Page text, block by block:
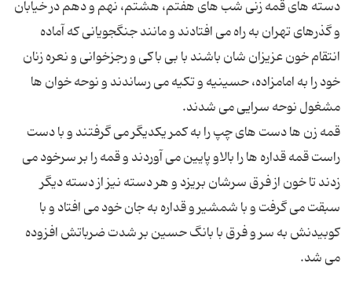
دسته های قمه زنی شب های هفتم، هشتم، نهم و دهم در خیابان
و گذرهای تهران به راه می افتادند و مانند جنگجویانی كه آماده
انتقام خون عزیزان شان باشند با بی باكی و رجزخوانی و نعره زنان
خود را به امامزاده، حسینیه و تكیه می رساندند و نوحه خوان ها
قمه زن ها دست های چپ را به كمر یكدیگر می گرفتند و با دست
راست قمه قداره ها را بالاو پایین می آوردند و قمه را بر سرخود می
زدند تا خون از فرق سرشان بریزد و هر دسته نیز از دسته دیگر
سبقت می گرفت و با شمشیر و قداره به جان خود می افتاد و با
كوبیدنش به سر و فرق با بانگ حسین بر شدت ضرباتش افزوده